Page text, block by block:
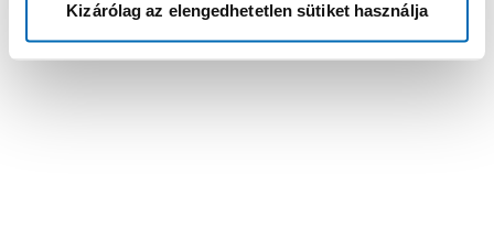
Kizárólag az elengedhetetlen sütiket használja